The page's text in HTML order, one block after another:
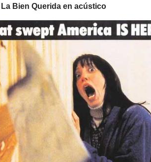
La Bien Querida en acústico